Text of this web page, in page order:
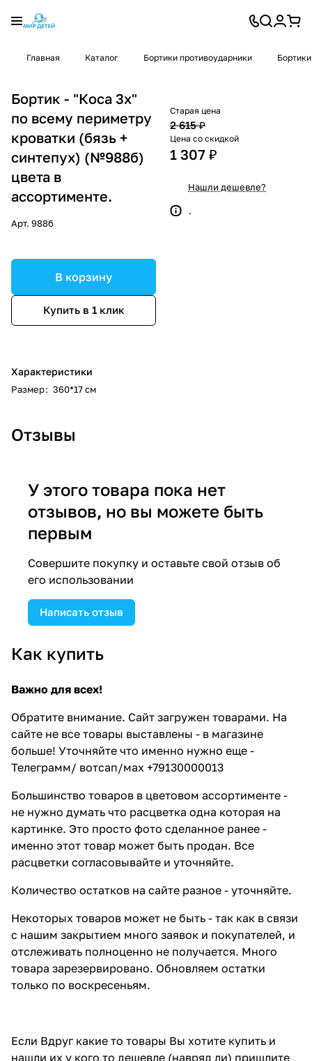
Главная Каталог Бортики противоударники
Бортик - "Коса 3х"
по всему периметру
кроватки (бязь +
синтепух) (№988б)
цвета в
ассортименте.
Арт. 988б
В корзину
Купить в 1 клик
Характеристики
Размер: 360*17 см
Старая цена
2 615 ₽
Цена со скидкой
1 307 ₽
Нашли дешевле?
.
Отзывы
У этого товара пока нет
отзывов, но вы можете быть
первым
Совершите покупку и оставьте свой отзыв об
его использовании
Написать отзыв
Как купить
Важно для всех!
Обратите внимание. Сайт загружен товарами. На
сайте не все товары выставлены - в магазине
больше! Уточняйте что именно нужно еще -
Телеграмм/ вотсап/мах +79130000013
Большинство товаров в цветовом ассортименте -
не нужно думать что расцветка одна которая на
картинке. Это просто фото сделанное ранее -
именно этот товар может быть продан. Все
расцветки согласовывайте и уточняйте.
Количество остатков на сайте разное - уточняйте.
Некоторых товаров может не быть - так как в связи
с нашим закрытием много заявок и покупателей, и
отслеживать полноценно не получается. Много
товара зарезервировано. Обновляем остатки
только по воскресеньям.
Если Вдруг какие то товары Вы хотите купить и
нашли их у кого то дешевле (навряд ли) пришлите